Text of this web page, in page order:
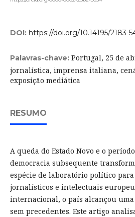
DOI: https://doi.org/10.14195/2183-
Palavras-chave: Portugal, 25 de
jornalística, imprensa italiana,
exposição mediática
RESUMO
A queda do Estado Novo e o
democracia subsequente
espécie de laboratório político
jornalísticos e intelectuais
internacional, o país alcançou
sem precedentes. Este artigo